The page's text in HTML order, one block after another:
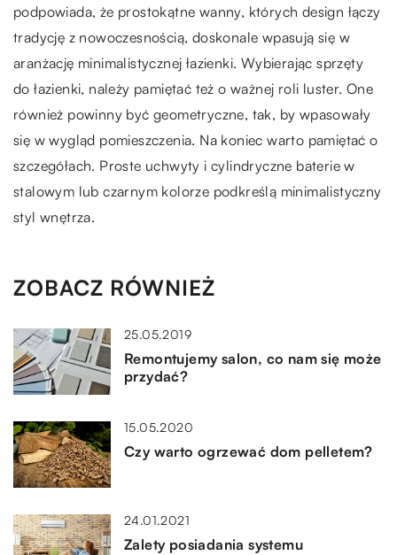
podpowiada, że prostokątne wanny, których design łączy
tradycję z nowoczesnością, doskonale wpasują się w
aranżację minimalistycznej łazienki. Wybierając sprzęty
do łazienki, należy pamiętać też o ważnej roli luster. One
również powinny być geometryczne, tak, by wpasowały
się w wygląd pomieszczenia. Na koniec warto pamiętać o
szczegółach. Proste uchwyty i cylindryczne baterie w
stalowym lub czarnym kolorze podkreślą minimalistyczny
styl wnętrza.
ZOBACZ RÓWNIEŻ
25.05.2019
Remontujemy salon, co nam się może
przydać?
15.05.2020
Czy warto ogrzewać dom pelletem?
24.01.2021
Zalety posiadania systemu